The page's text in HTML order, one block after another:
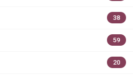
38
59
20